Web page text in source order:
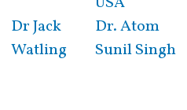
Dr Jack
Watling
Dr. Atom
Sunil Singh